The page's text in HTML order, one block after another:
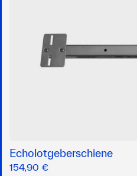
Echolotgeberschiene
154,90 €